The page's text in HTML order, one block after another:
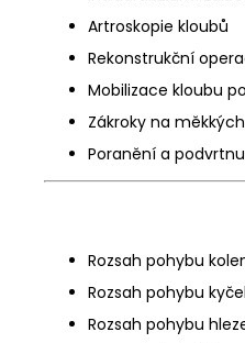
Artroskopie kloubů
Rekonstrukční
Mobilizace kloubu
Zákroky na
Poranění a
Rozsah pohybu
Rozsah pohybu
Rozsah pohybu